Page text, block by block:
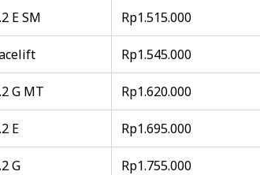
E SM Rp1.515.000
Rp1.545.000
G MT Rp1.620.000
E Rp1.695.000
G Rp1.755.000